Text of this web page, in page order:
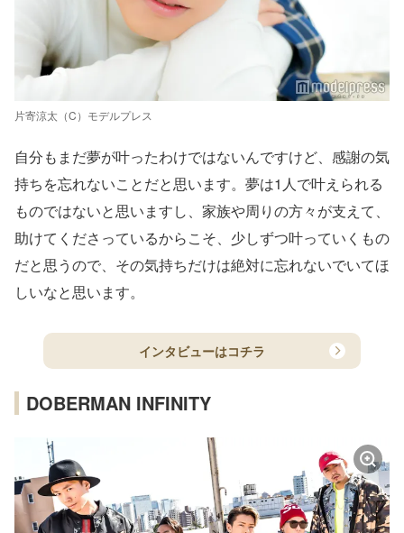
片寄涼太（C）モデルプレス
自分もまだ夢が叶ったわけではないんですけど、感謝の気
持ちを忘れないことだと思います。夢は1人で叶えられる
ものではないと思いますし、家族や周りの方々が支えて、
助けてくださっているからこそ、少しずつ叶っていくもの
だと思うので、その気持ちだけは絶対に忘れないでいてほ
しいなと思います。
インタビューはコチラ
DOBERMAN INFINITY